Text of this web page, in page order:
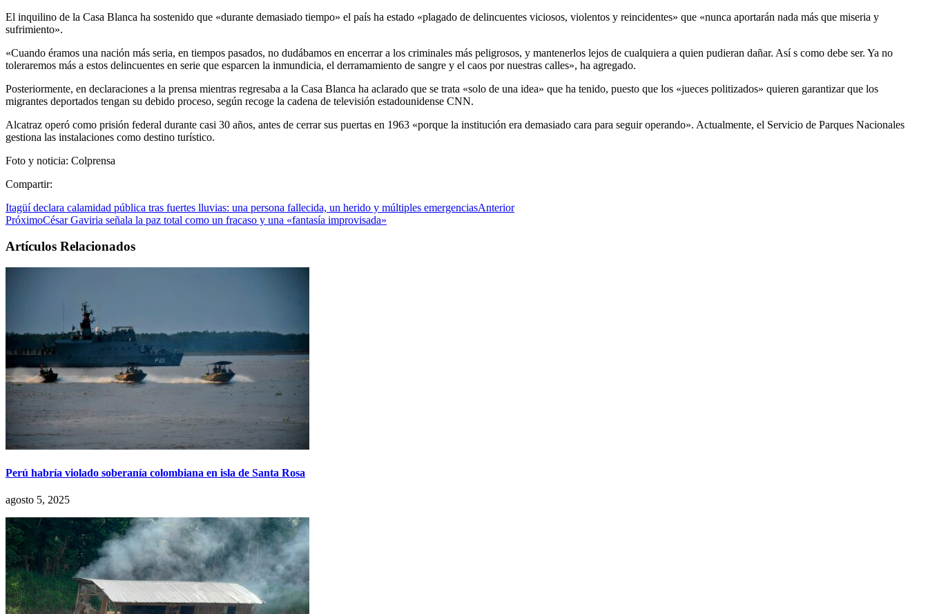
El inquilino de la Casa Blanca ha sostenido que «durante demasiado tiempo» el país ha estado «plagado de delincuentes viciosos, violentos y reincidentes» que «nunca aportarán nada más que miseria y
sufrimiento».
«Cuando éramos una nación más seria, en tiempos pasados, no dudábamos en encerrar a los criminales más peligrosos, y mantenerlos lejos de cualquiera a quien pudieran dañar. Así s como debe ser. Ya no
toleraremos más a estos delincuentes en serie que esparcen la inmundicia, el derramamiento de sangre y el caos por nuestras calles», ha agregado.
Posteriormente, en declaraciones a la prensa mientras regresaba a la Casa Blanca ha aclarado que se trata «solo de una idea» que ha tenido, puesto que los «jueces politizados» quieren garantizar que los
migrantes deportados tengan su debido proceso, según recoge la cadena de televisión estadounidense CNN.
Alcatraz operó como prisión federal durante casi 30 años, antes de cerrar sus puertas en 1963 «porque la institución era demasiado cara para seguir operando». Actualmente, el Servicio de Parques Nacionales
gestiona las instalaciones como destino turístico.
Foto y noticia: Colprensa
Compartir:
Itagüí declara calamidad pública tras fuertes lluvias: una persona fallecida, un herido y múltiples emergenciasAnterior
PróximoCésar Gaviria señala la paz total como un fracaso y una «fantasía improvisada»
Artículos Relacionados
Perú habría violado soberanía colombiana en isla de Santa Rosa
agosto 5, 2025